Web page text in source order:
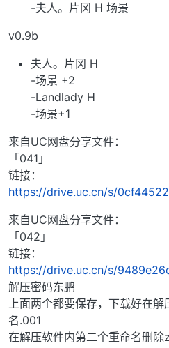
-夫人。片冈 H 场景
v0.9b
夫人。片冈 H
-场景 +2
-Landlady H
-场景+1
来自UC网盘分享文件：
「041」
链接：
https://drive.uc.cn/s/
来自UC网盘分享文件：
「042」
链接：
https://drive.uc.cn/s/
解压密码东鹏
上面两个都要保存，下载好在
名.001
在解压软件内第二个重命名删